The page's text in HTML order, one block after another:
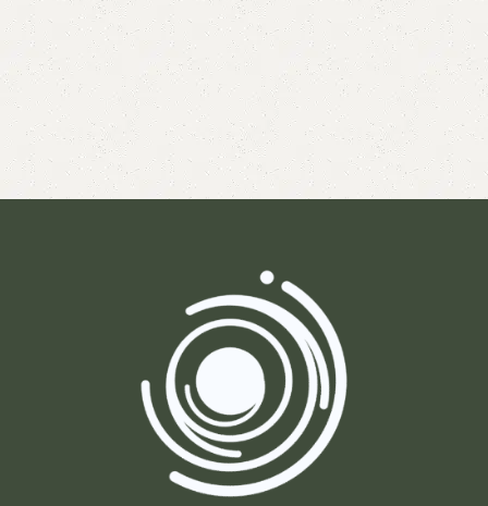
علاقه به سلامت انسان روایت می‌کند. با زیمو، شما نه تنها محصولی
خریداری می‌کنید، بلکه سبک زندگی‌ای طبیعی و پایدار را انتخاب
می‌کنید که ریشه در فرهنگ اصیل و شاخه در آسمان علم امروز دارد.